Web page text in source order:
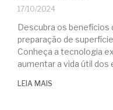
17/10/2024
Descubra os benefícios
preparação de
Conheça a tecnologia
aumentar a vida útil dos
LEIA MAIS